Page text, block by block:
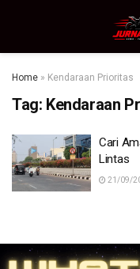
Home » Kendaraan Prioritas
Tag: Kendaraan
Cari
Lintas
21/09/